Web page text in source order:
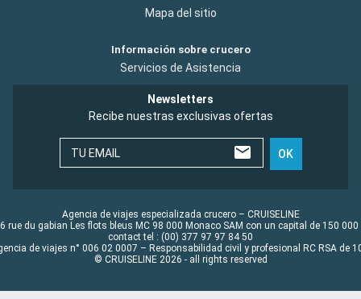
Mapa del sitio
Información sobre crucero
Servicios de Asistencia
Newsletters
Recibe nuestras exclusivas ofertas
TU EMAIL OK
Agencia de viajes especializada crucero – CRUISELINE
rue du gabian Les flots bleus MC 98 000 Monaco SAM con un capital de 150 000
contact tel : (00) 377 97 97 84 50
de viajes n° 006 02 0007 – Responsabilidad civil y profesional RC RSA de
© CRUISELINE 2026 - all rights reserved